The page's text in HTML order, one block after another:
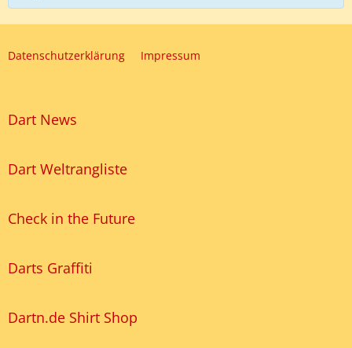
Datenschutzerklärung Impressum
Dart News
Dart Weltrangliste
Check in the Future
Darts Graffiti
Dartn.de Shirt Shop